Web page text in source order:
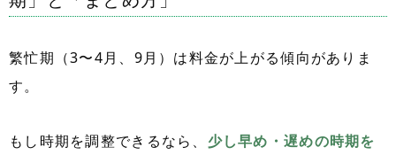
繁忙期（3〜4月、9月）は料金が上がる傾向がありま
す。
もし時期を調整できるなら、 少し早め・遅めの時期を